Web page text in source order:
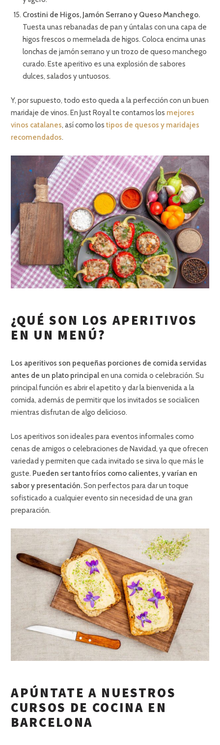
Crostini de Higos, Jamón Serrano y Queso Manchego.
Tuesta unas rebanadas de pan y úntalas con una capa de
higos frescos o mermelada de higos. Coloca encima unas
lonchas de jamón serrano y un trozo de queso manchego
curado. Este aperitivo es una explosión de sabores
dulces, salados y untuosos.
Y, por supuesto, todo esto queda a la perfección con un buen
maridaje de vinos. En Just Royal te contamos los mejores
vinos catalanes, así como los tipos de quesos y maridajes
recomendados.
¿QUÉ SON LOS APERITIVOS
EN UN MENÚ?
Los aperitivos son pequeñas porciones de comida servidas
antes de un plato principal en una comida o celebración. Su
principal función es abrir el apetito y dar la bienvenida a la
comida, además de permitir que los invitados se socialicen
mientras disfrutan de algo delicioso.
Los aperitivos son ideales para eventos informales como
cenas de amigos o celebraciones de Navidad, ya que ofrecen
variedad y permiten que cada invitado se sirva lo que más le
guste. Pueden ser tanto fríos como calientes, y varían en
sabor y presentación.Son perfectos para dar un toque
sofisticado a cualquier evento sin necesidad de una gran
preparación.
APÚNTATE A NUESTROS
CURSOS DE COCINA EN
BARCELONA